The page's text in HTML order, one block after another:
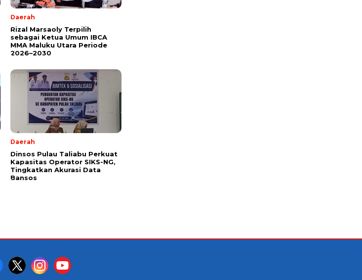
Daerah
Rizal Marsaoly Terpilih
sebagai Ketua Umum IBCA
MMA Maluku Utara Periode
2026–2030
Daerah
Dinsos Pulau Taliabu Perkuat
Kapasitas Operator SIKS-NG,
Tingkatkan Akurasi Data
Bansos